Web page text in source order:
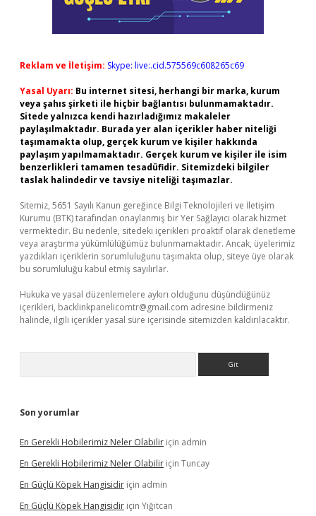
Reklam ve İletişim: Skype: live:.cid.575569c608265c69
Yasal Uyarı: Bu internet sitesi, herhangi bir marka, kurum
veya şahıs şirketi ile hiçbir bağlantısı bulunmamaktadır.
Sitede yalnızca kendi hazırladığımız makaleler
paylaşılmaktadır. Burada yer alan içerikler haber niteliği
taşımamakta olup, gerçek kurum ve kişiler hakkında
paylaşım yapılmamaktadır. Gerçek kurum ve kişiler ile isim
benzerlikleri tamamen tesadüfidir. Sitemizdeki bilgiler
taslak halindedir ve tavsiye niteliği taşımazlar.
Sitemiz, 5651 Sayılı Kanun gereğince Bilgi Teknolojileri ve İletişim
Kurumu (BTK) tarafından onaylanmış bir Yer Sağlayıcı olarak hizmet
vermektedir. Bu nedenle, sitedeki içerikleri proaktif olarak denetleme
veya araştırma yükümlülüğümüz bulunmamaktadır. Ancak, üyelerimiz
yazdıkları içeriklerin sorumluluğunu taşımakta olup, siteye üye olarak
bu sorumluluğu kabul etmiş sayılırlar.
Hukuka ve yasal düzenlemelere aykırı olduğunu düşündüğünüz
içerikleri, backlinkpanelicomtr@gmail.com adresine bildirmeniz
halinde, ilgili içerikler yasal süre içerisinde sitemizden kaldırılacaktır.
Son yorumlar
En Gerekli Hobilerimiz Neler Olabilir için admin
En Gerekli Hobilerimiz Neler Olabilir için Tuncay
En Güçlü Köpek Hangisidir için admin
En Güçlü Köpek Hangisidir için Yiğitcan